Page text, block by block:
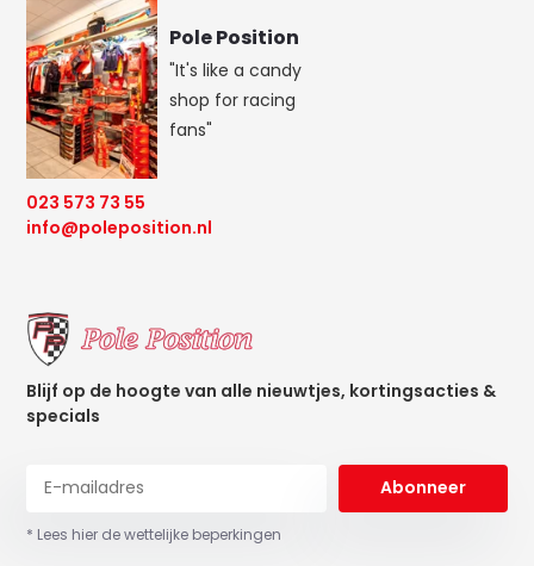
Pole Position
"It's like a candy
shop for racing
fans"
023 573 73 55
info@poleposition.nl
Blijf op de hoogte van alle nieuwtjes, kortingsacties &
specials
Abonneer
* Lees hier de wettelijke beperkingen